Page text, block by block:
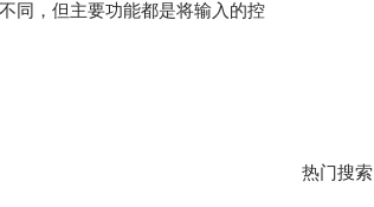
同，但主要功能都是将输入的控
热门搜索